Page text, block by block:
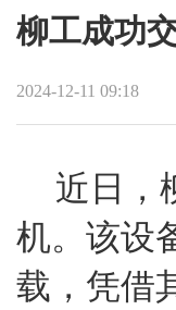
柳工成功
2024-12-11 09:18
近日，
机。该设
载，凭借